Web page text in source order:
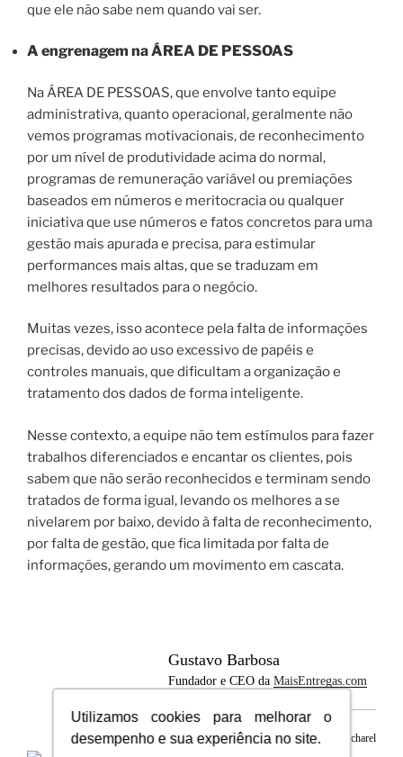
Utilizamos cookies para melhorar o
desempenho e sua experiência no site.
que ele não sabe nem quando vai ser.
A engrenagem naÁREA DE PESSOAS
Na ÁREA DE PESSOAS, que envolve tanto equipe
administrativa, quanto operacional, geralmente não
vemos programas motivacionais, de reconhecimento
por um nível de produtividade acima do normal,
programas de remuneração variável ou premiações
baseados em números e meritocracia ou qualquer
iniciativa que use números e fatos concretos para uma
gestão mais apurada e precisa, para estimular
performances mais altas, que se traduzam em
melhores resultados para o negócio.
Muitas vezes, isso acontece pela falta de informações
precisas, devido ao uso excessivo de papéis e
controles manuais, que dificultam a organização e
tratamento dos dados de forma inteligente.
Nesse contexto, a equipe não tem estímulos para fazer
trabalhos diferenciados e encantar os clientes, pois
sabem que não serão reconhecidos e terminam sendo
tratados de forma igual, levando os melhores a se
nivelarem por baixo, devido à falta de reconhecimento,
por falta de gestão, que fica limitada por falta de
informações, gerando um movimento em cascata.
Gustavo Barbosa
Fundador e CEO da MaisEntregas.com
Especialista em Supply Chain e Gestão. Bacharel